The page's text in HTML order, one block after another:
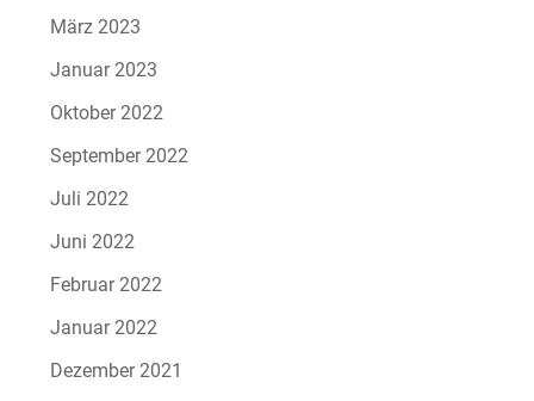
März 2023
Januar 2023
Oktober 2022
September 2022
Juli 2022
Juni 2022
Februar 2022
Januar 2022
Dezember 2021